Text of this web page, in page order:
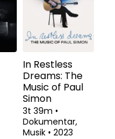
In Restless
Dreams: The
Music of Paul
Simon
3t 39m •
Dokumentar,
Musik • 2023